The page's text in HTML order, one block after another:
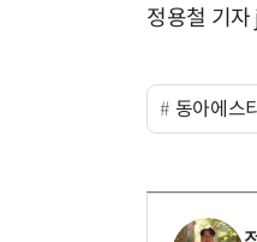
정용철 기
동아에스티